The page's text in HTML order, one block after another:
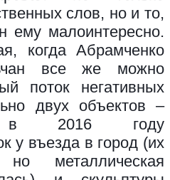
слов, но и то,
ему малоинтересно.
когда Абрамченко
все же можно
поток негативных
двух объектов –
в 2016 году
у въезда в город (их
металлическая